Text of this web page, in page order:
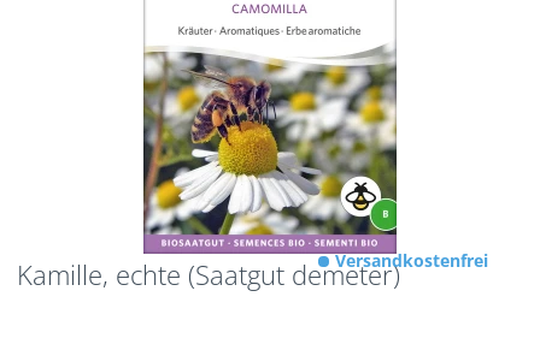
Kamille, echte (Saatgut demeter)Versandkostenfrei